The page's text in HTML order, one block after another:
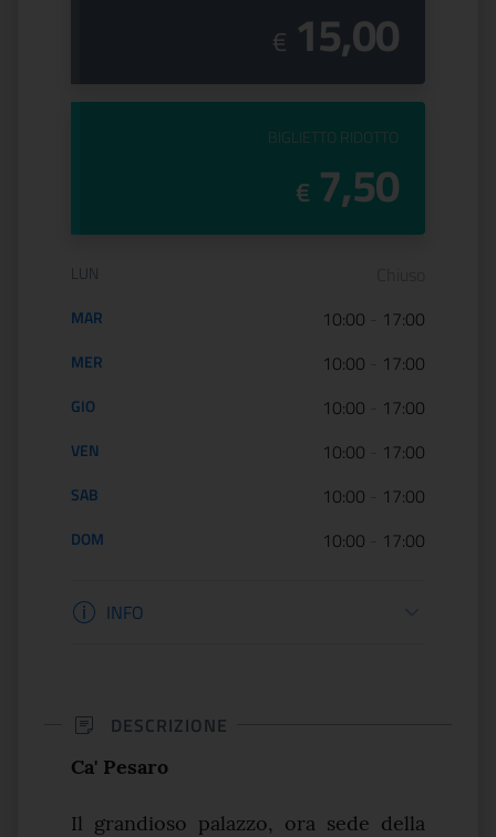
€ 15,00
PREZZO DEL
BIGLIETTO RIDOTTO
€ 7,50
Orario di apertura:
LUN
MAR 10:00 17:00
MER 10:00 17:00
GIO 10:00 17:00
VEN 10:00 17:00
SAB 10:00 17:00
DOM 10:00 17:00
Informazioni biglietteria
INFO
DESCRIZIONE
Ca' Pesaro
Il grandioso palazzo, ora sede della